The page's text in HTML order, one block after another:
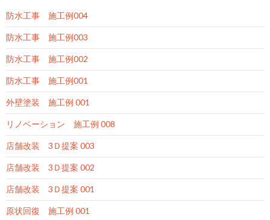
防水工事 施工例004
防水工事 施工例003
防水工事 施工例002
防水工事 施工例001
外壁塗装 施工例 001
リノベーション 施工例 008
店舗改装 3Ｄ提案 003
店舗改装 3Ｄ提案 002
店舗改装 3Ｄ提案 001
原状回復 施工例 001